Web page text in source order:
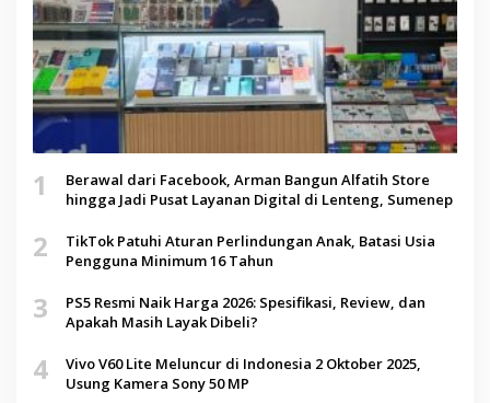
1
Berawal dari Facebook, Arman Bangun Alfatih Store
hingga Jadi Pusat Layanan Digital di Lenteng, Sumenep
2
TikTok Patuhi Aturan Perlindungan Anak, Batasi Usia
Pengguna Minimum 16 Tahun
3
PS5 Resmi Naik Harga 2026: Spesifikasi, Review, dan
Apakah Masih Layak Dibeli?
4
Vivo V60 Lite Meluncur di Indonesia 2 Oktober 2025,
Usung Kamera Sony 50 MP